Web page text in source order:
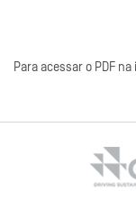
Para acessar o PDF